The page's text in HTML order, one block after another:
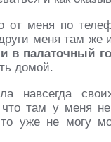
от меня по
меня там же
в палаточный
домой.
навсегда
там у меня
уже не могу